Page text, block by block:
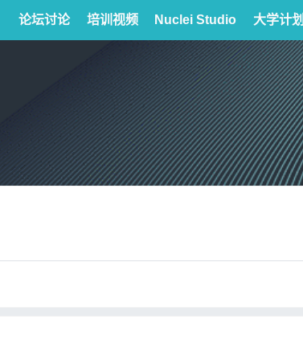
论坛讨论 培训视频 Nuclei Studio 大学计划